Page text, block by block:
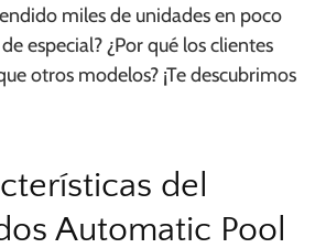
miles de unidades en poco
especial? ¿Por qué los clientes
otros modelos? ¡Te descubrimos
del
Automatic Pool